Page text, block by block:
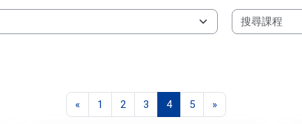
«上一頁
1 第 1 頁
2第 2 頁
3第 3 頁
4第 4 頁
5第 5 頁
»下一頁